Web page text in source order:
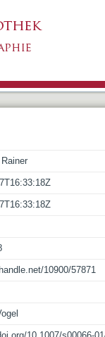
10900/57871